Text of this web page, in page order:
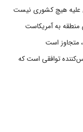
علیه هیچ کشوری نیست
منطقه به آمریکاست
متجاوز است
توافقی است که